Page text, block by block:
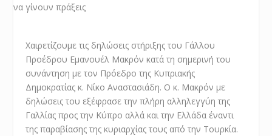
Χαιρετίζουμε τις δηλώσεις στήριξης του Γάλλου
Προέδρου Εμανουέλ Μακρόν κατά τη σημερινή του
συνάντηση με τον Πρόεδρο της Κυπριακής
Δημοκρατίας κ. Νίκο Αναστασιάδη. Ο κ. Μακρόν με
δηλώσεις του εξέφρασε την πλήρη αλληλεγγύη της
Γαλλίας προς την Κύπρο αλλά και την Ελλάδα έναντι
της παραβίασης της κυριαρχίας τους από την Τουρκία.